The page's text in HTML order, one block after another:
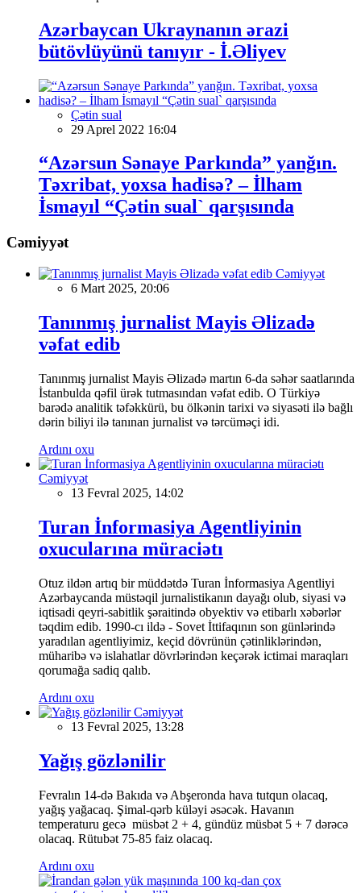
Azərbaycan Ukraynanın ərazi
bütövlüyünü tanıyır - İ.Əliyev
Çətin sual
29 Aprel 2022 16:04
“Azərsun Sənaye Parkında” yanğın.
Təxribat, yoxsa hadisə? – İlham
İsmayıl “Çətin sual` qarşısında
Cəmiyyət
Cəmiyyət
6 Mart 2025, 20:06
Tanınmış jurnalist Mayis Əlizadə
vəfat edib
Tanınmış jurnalist Mayis Əlizadə martın 6-da səhər saatlarında
İstanbulda qəfil ürək tutmasından vəfat edib. O Türkiyə
barədə analitik təfəkkürü, bu ölkənin tarixi və siyasəti ilə bağlı
dərin biliyi ilə tanınan jurnalist və tərcüməçi idi.
Ardını oxu
Cəmiyyət
13 Fevral 2025, 14:02
Turan İnformasiya Agentliyinin
oxucularına müraciətı
Otuz ildən artıq bir müddətdə Turan İnformasiya Agentliyi
Azərbaycanda müstəqil jurnalistikanın dayağı olub, siyasi və
iqtisadi qeyri-sabitlik şəraitində obyektiv və etibarlı xəbərlər
təqdim edib. 1990-cı ildə - Sovet İttifaqının son günlərində
yaradılan agentliyimiz, keçid dövrünün çətinliklərindən,
müharibə və islahatlar dövrlərindən keçərək ictimai maraqları
qorumağa sadiq qalıb.
Ardını oxu
Cəmiyyət
13 Fevral 2025, 13:28
Yağış gözlənilir
Fevralın 14-də Bakıda və Abşeronda hava tutqun olacaq,
yağış yağacaq. Şimal-qərb küləyi əsəcək. Havanın
temperaturu gecə müsbət 2 + 4, gündüz müsbət 5 + 7 dərəcə
olacaq. Rütubət 75-85 faiz olacaq.
Ardını oxu